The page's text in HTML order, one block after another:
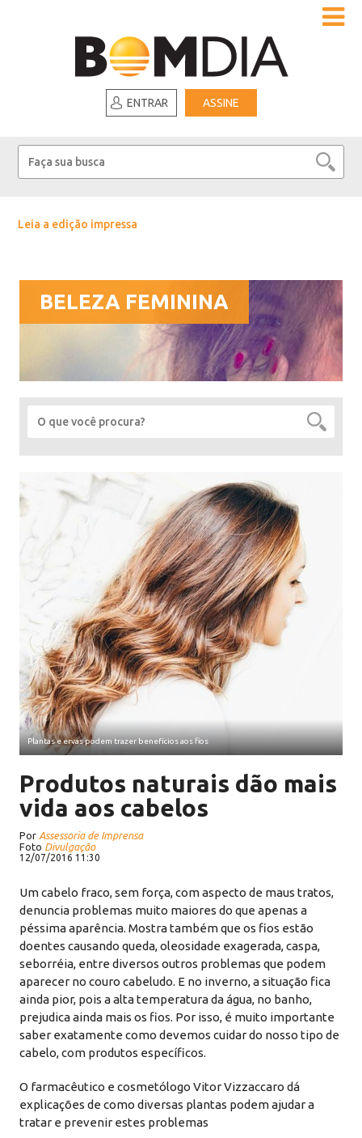
ENTRAR ASSINE
Leia a edição impressa
BELEZA FEMININA
Plantas e ervas podem trazer benefícios aos fios
Produtos naturais dão mais
vida aos cabelos
Por Assessoria de Imprensa
Foto Divulgação
12/07/2016 11:30
Um cabelo fraco, sem força, com aspecto de maus tratos,
denuncia problemas muito maiores do que apenas a
péssima aparência. Mostra também que os fios estão
doentes causando queda, oleosidade exagerada, caspa,
seborréia, entre diversos outros problemas que podem
aparecer no couro cabeludo. E no inverno, a situação fica
ainda pior, pois a alta temperatura da água, no banho,
prejudica ainda mais os fios. Por isso, é muito importante
saber exatamente como devemos cuidar do nosso tipo de
cabelo, com produtos específicos.
O farmacêutico e cosmetólogo Vitor Vizzaccaro dá
explicações de como diversas plantas podem ajudar a
tratar e prevenir estes problemas